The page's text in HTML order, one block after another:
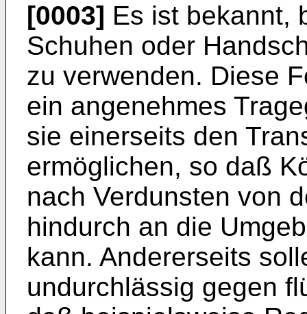
[0003] Es ist bekannt,
Schuhen oder
zu verwenden. Diese
ein angenehmes
sie einerseits den
ermöglichen, so daß
nach Verdunsten von
hindurch an die
kann. Andererseits
undurchlässig gegen